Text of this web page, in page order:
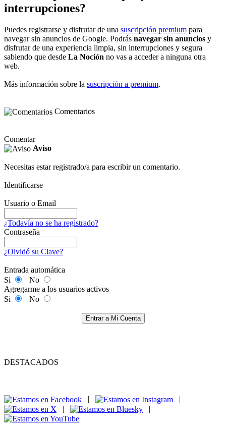
interrupciones?
Puedes registrarse y disfrutar de una suscripción premium para
navegar sin anuncios de Google. Podrás navegar sin anuncios y
disfrutar de una experiencia limpia, sin interrupciones y segura
sabiendo que desde La Noción no vas a acceder a ninguna otra
web.
Más información sobre la suscripción a premium.
Comentarios
Comentar
Aviso
Necesitas estar registrado/a para escribir un comentario.
Identificarse
Usuario o Email
¿Todavía no se ha registrado?
Contraseña
¿Olvidó su Clave?
Entrada automática
Si
No
Agregarme a los usuarios activos
Si
No
Entrar a Mi Cuenta
DESTACADOS
|
|